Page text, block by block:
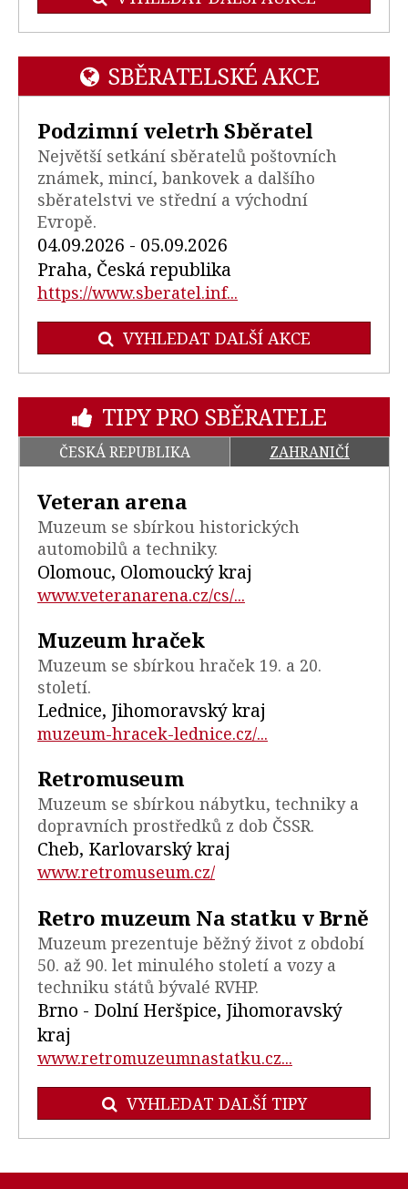
SBĚRATELSKÉ AKCE
Podzimní veletrh Sběratel
Největší setkání sběratelů poštovních
známek, mincí, bankovek a dalšího
sběratelstvi ve střední a východní
Evropě.
04.09.2026 - 05.09.2026
Praha, Česká republika
https://www.sberatel.inf...
VYHLEDAT DALŠÍ AKCE
TIPY PRO SBĚRATELE
ČESKÁ REPUBLIKA ZAHRANIČÍ
Veteran arena
Muzeum se sbírkou historických
automobilů a techniky.
Olomouc, Olomoucký kraj
www.veteranarena.cz/cs/...
Muzeum hraček
Muzeum se sbírkou hraček 19. a 20.
století.
Lednice, Jihomoravský kraj
muzeum-hracek-lednice.cz/...
Retromuseum
Muzeum se sbírkou nábytku, techniky a
dopravních prostředků z dob ČSSR.
Cheb, Karlovarský kraj
www.retromuseum.cz/
Retro muzeum Na statku v Brně
Muzeum prezentuje běžný život z období
50. až 90. let minulého století a vozy a
techniku států bývalé RVHP.
Brno - Dolní Heršpice, Jihomoravský
kraj
www.retromuzeumnastatku.cz...
VYHLEDAT DALŠÍ TIPY